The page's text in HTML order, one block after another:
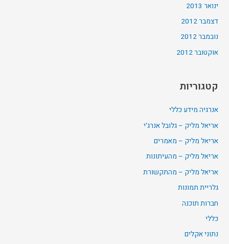
ינואר 2013
דצמבר 2012
נובמבר 2012
אוקטובר 2012
קטגוריות
אנרגיה מידע כללי
אריאל מליק – גלובל אנרג'י
אריאל מליק – מאמרים
אריאל מליק – מהעיתונות
אריאל מליק – מהתקשורת
גלריית תמונות
חברות תוכנה
כללי
נתוני אקלים